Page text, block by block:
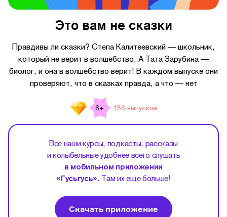
Это вам не сказки
Правдивы ли сказки? Степа Калитеевский — школьник,
который не верит в волшебство. А Тата Зарубина —
биолог, и она в волшебство верит! В каждом выпуске они
проверяют, что в сказках правда, а что — нет
6+ 136 выпусков
Все наши курсы, подкасты, рассказы
и колыбельные удобнее всего слушать
в мобильном приложении
«Гусьгусь». Там их еще больше!
Скачать приложение